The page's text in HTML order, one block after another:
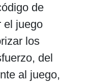
de
el juego
los
del
al juego,